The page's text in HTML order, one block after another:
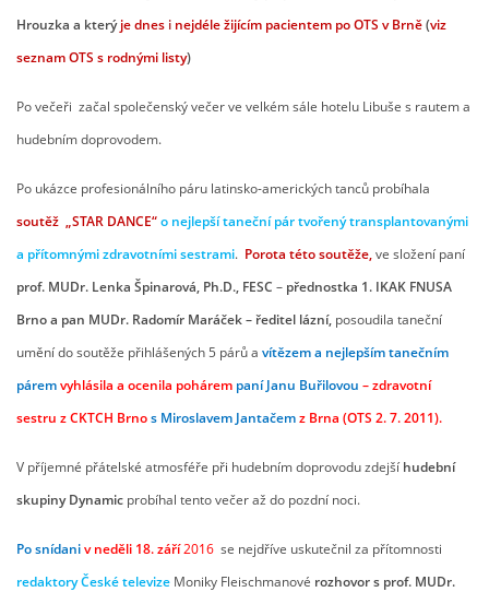
Hrouzka a kterýje dnes i nejdéle žijícím pacientem po OTS v Brně(viz
seznam OTS s rodnými listy)
Po večeři začal společenský večer ve velkém sále hotelu Libuše s rautem a
hudebním doprovodem.
Po ukázce profesionálního páru latinsko-amerických tanců probíhala
soutěž „STAR DANCE“o nejlepší taneční pár tvořený transplantovanými
a přítomnými zdravotními sestrami. Porota této soutěže,ve složení paní
prof. MUDr. Lenka Špinarová, Ph.D., FESC – přednostka 1. IKAK FNUSA
Brno a pan MUDr. Radomír Maráček – ředitel lázní, posoudila taneční
umění do soutěže přihlášených 5 párů a vítězem a nejlepším tanečním
páremvyhlásila a ocenila pohárem paní Janu Buřilovou – zdravotní
sestru z CKTCH Brnos Miroslavem Jantačemz Brna (OTS 2. 7. 2011).
V příjemné přátelské atmosféře při hudebním doprovodu zdejší hudební
skupiny Dynamic probíhal tento večer až do pozdní noci.
Po snídaniv neděli 18. září2016 se nejdříve uskutečnil za přítomnosti
redaktory České televize Moniky Fleischmanové rozhovor s prof. MUDr.